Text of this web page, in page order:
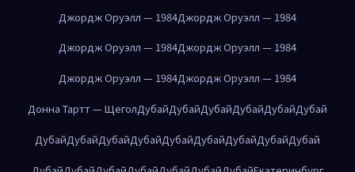
Джордж Оруэлл — 1984Джордж Оруэлл — 1984
Джордж Оруэлл — 1984Джордж Оруэлл — 1984
Джордж Оруэлл — 1984Джордж Оруэлл — 1984
Донна Тартт — ЩеголДубайДубайДубайДубайДубайДубай
ДубайДубайДубайДубайДубайДубайДубайДубайДубай